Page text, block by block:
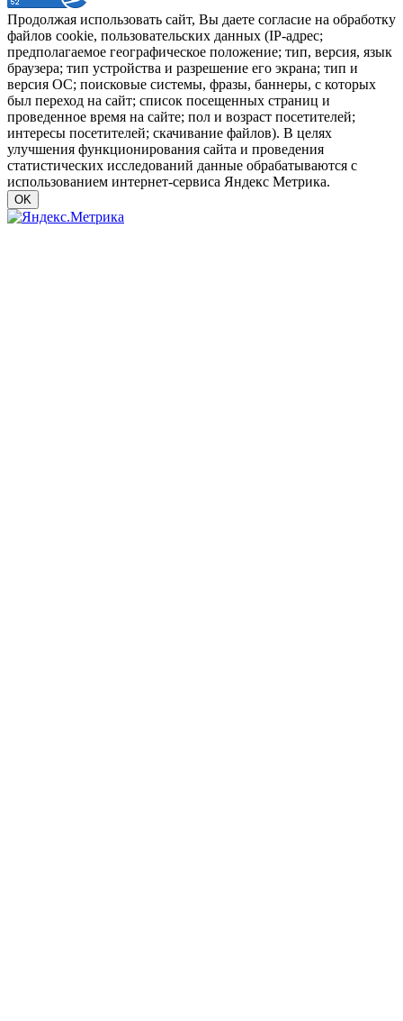
Продолжая использовать сайт, Вы даете согласие на обработку
файлов cookie, пользовательских данных (IP-адрес;
предполагаемое географическое положение; тип, версия, язык
браузера; тип устройства и разрешение его экрана; тип и
версия ОС; поисковые системы, фразы, баннеры, с которых
был переход на сайт; список посещенных страниц и
проведенное время на сайте; пол и возраст посетителей;
интересы посетителей; скачивание файлов). В целях
улучшения функционирования сайта и проведения
статистических исследований данные обрабатываются с
использованием интернет-сервиса Яндекс Метрика.
OK